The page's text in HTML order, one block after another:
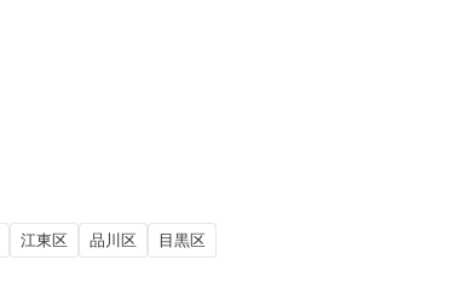
江東区 品川区 目黒区